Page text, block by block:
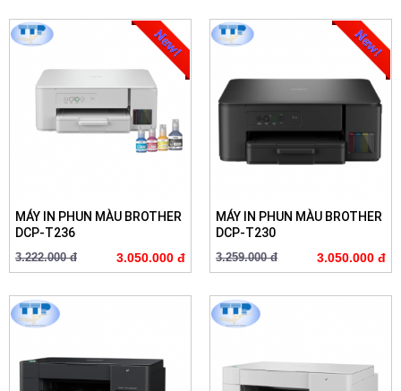
MÁY IN PHUN MÀU BROTHER
DCP-T236
3.222.000 đ 3.050.000 đ
MÁY IN PHUN MÀU BROTHER
DCP-T230
3.259.000 đ 3.050.000 đ